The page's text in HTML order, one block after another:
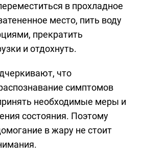
в прохладное
место, пить воду
прекратить
и отдохнуть.
что
симптомов
необходимые меры и
состояния. Поэтому
в жару не стоит